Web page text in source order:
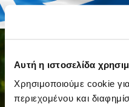
Αυτή η ιστοσελίδα
Χρησιμοποιούμε cookie
περιεχομένου και